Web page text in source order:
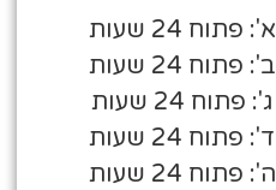
24 שעות
24 שעות
24 שעות
24 שעות
24 שעות